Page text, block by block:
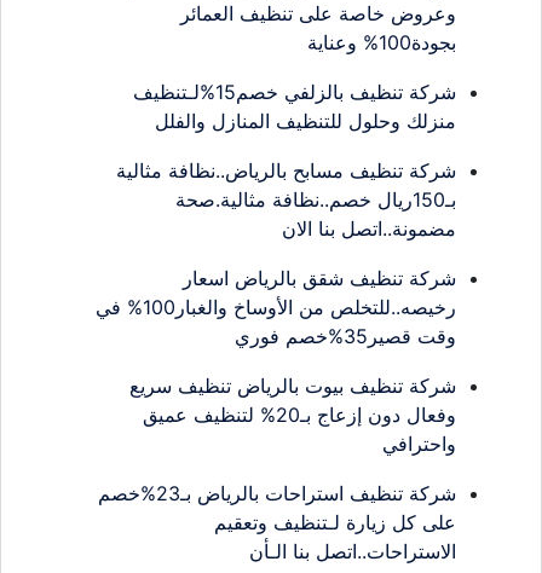
وعروض خاصة على تنظيف العمائر
بجودة100% وعناية
شركة تنظيف بالزلفي خصم15%لـتنظيف
منزلك وحلول للتنظيف المنازل والفلل
شركة تنظيف مسابح بالرياض..نظافة مثالية
بـ150ريال خصم..نظافة مثالية.صحة
مضمونة..اتصل بنا الان
شركة تنظيف شقق بالرياض اسعار
رخيصه..للتخلص من الأوساخ والغبار100% في
وقت قصير35%خصم فوري
شركة تنظيف بيوت بالرياض تنظيف سريع
وفعال دون إزعاج بـ20% لتنظيف عميق
واحترافي
شركة تنظيف استراحات بالرياض بـ23%خصم
على كل زيارة لـتنظيف وتعقيم
الاستراحات..اتصل بنا الـأن